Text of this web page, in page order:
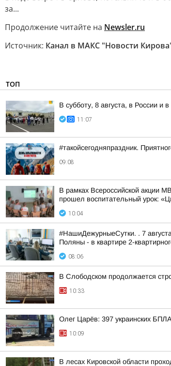
за...
Продолжение читайте на Newsler.ru
Источник: Канал в МАКС "Новости
ТОП
В субботу, 8 августа, в России и
11:07
#такойсегодняпраздник.
09:08
В рамках Всероссийской акции
прошел воспитательный урок:
10:04
#НашиДежурныеСутки. . 7
Поляны - в квартире 2-
08:06
В Слободском продолжается
10:33
Олег Царёв: 397 украинских
10:09
В лесах Кировской области